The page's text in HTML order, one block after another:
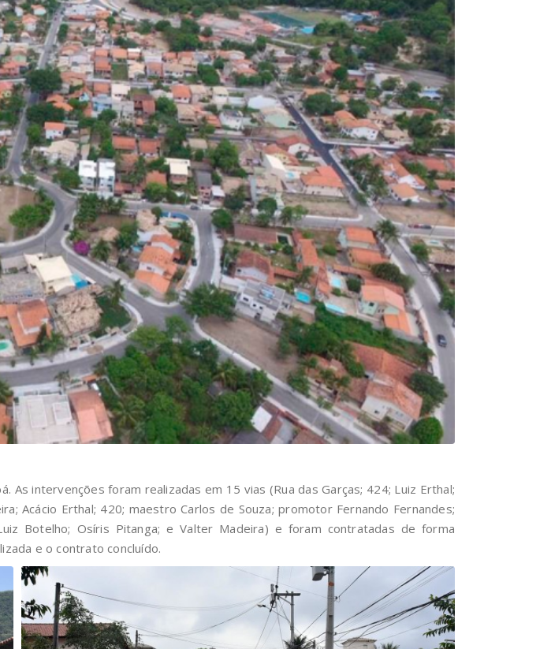
intervenções foram realizadas em 15 vias (Rua das Garças; 424; Luiz Erthal;
Acácio Erthal; 420; maestro Carlos de Souza; promotor Fernando Fernandes;
Botelho; Osíris Pitanga; e Valter Madeira) e foram contratadas de forma
e o contrato concluído.